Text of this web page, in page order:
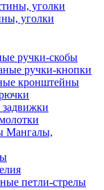
уголки
ручки-скобы
ручки-кнопки
кронштейны
Мангалы,
петли-стрелы